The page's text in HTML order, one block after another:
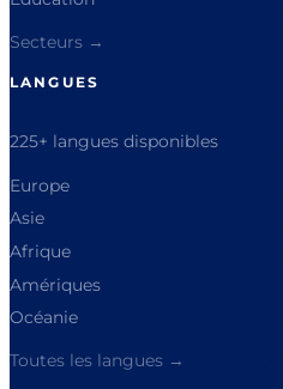
Secteurs →
LANGUES
225+ langues disponibles
Europe
Asie
Afrique
Amériques
Océanie
Toutes les langues →